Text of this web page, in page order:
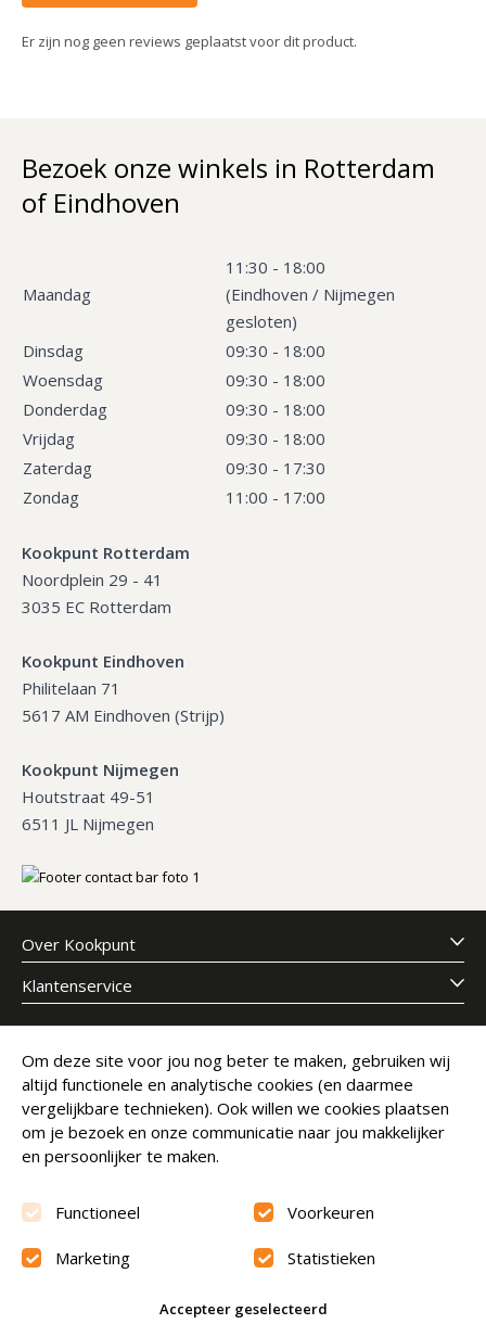
Er zijn nog geen reviews geplaatst voor dit product.
Bezoek onze winkels in Rotterdam
of Eindhoven
Maandag
11:30 - 18:00
(Eindhoven / Nijmegen
gesloten)
Dinsdag
09:30 - 18:00
Woensdag
09:30 - 18:00
Donderdag
09:30 - 18:00
Vrijdag
09:30 - 18:00
Zaterdag
09:30 - 17:30
Zondag
11:00 - 17:00
Kookpunt Rotterdam
Noordplein 29 - 41
3035 EC Rotterdam
Kookpunt Eindhoven
Philitelaan 71
5617 AM Eindhoven (Strijp)
Kookpunt Nijmegen
Houtstraat 49-51
6511 JL Nijmegen
Over Kookpunt
Klantenservice
Meld je aan voor onze nieuwsbrief
E-mailadres
Abonneer
Beoordeling9.6
Om deze site voor jou nog beter te maken, gebruiken wij
altijd functionele en analytische cookies (en daarmee
vergelijkbare technieken). Ook willen we cookies plaatsen
om je bezoek en onze communicatie naar jou makkelijker
en persoonlijker te maken.
Functioneel Voorkeuren
Marketing Statistieken
Accepteer geselecteerd